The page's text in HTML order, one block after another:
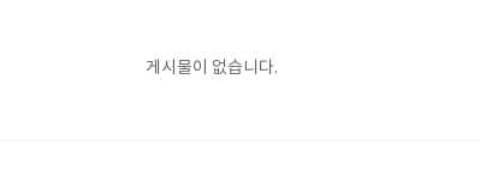
게시물이 없습니다.